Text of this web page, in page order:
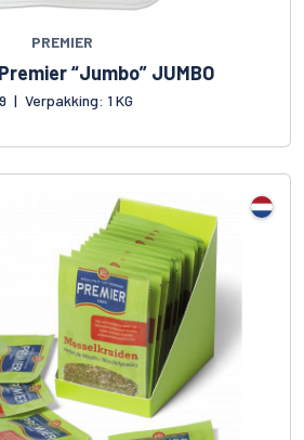
PREMIER
“Jumbo” JUMBO
| Verpakking: 1 KG